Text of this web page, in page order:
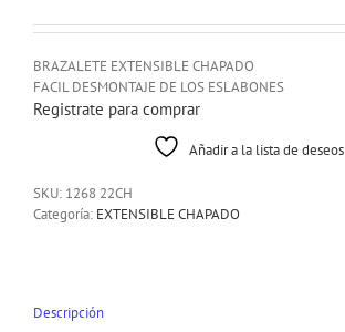
BRAZALETE EXTENSIBLE CHAPADO
FACIL DESMONTAJE DE LOS ESLABONES
Registrate para comprar
Añadir a la lista de deseos
SKU: 1268 22CH
Categoría: EXTENSIBLE CHAPADO
Descripción